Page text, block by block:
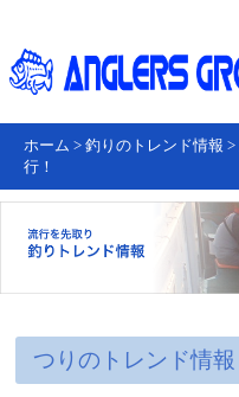
ホーム > 釣りのトレンド情報 >
行！
つりのトレンド情報